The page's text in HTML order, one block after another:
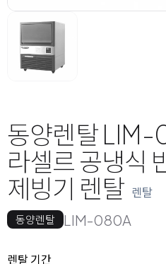
동양렌탈
라셀르 공냉식
제빙기 렌탈 렌탈
동양렌탈 LIM-080A
렌탈 기간